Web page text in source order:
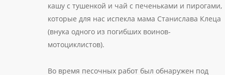
кашу с тушенкой и чай с печеньками и пирогами,
которые для нас испекла мама Станислава Клеца
(внука одного из погибших воинов-
мотоциклистов).
Во время песочных работ был обнаружен под